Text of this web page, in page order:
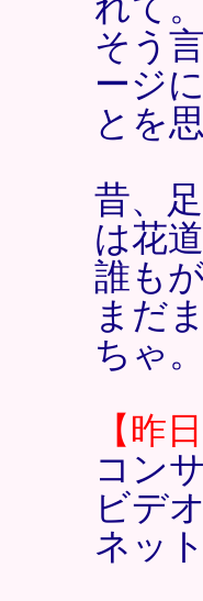
そう
ージ
とを
昔、
は花
誰も
まだ
ちゃ。
【昨
コン
ビデ
ネッ